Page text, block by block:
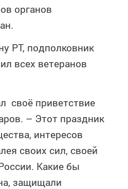
органов
РТ, подполковник
всех ветеранов
своё приветствие
– Этот праздник
интересов
своих сил, своей
Какие бы
защищали